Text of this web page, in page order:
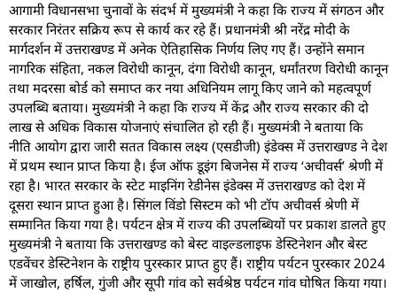
आगामी विधानसभा चुनावों के संदर्भ में मुख्यमंत्री ने कहा कि राज्य में संगठन और
सरकार निरंतर सक्रिय रूप से कार्य कर रहे हैं। प्रधानमंत्री श्री नरेंद्र मोदी के
मार्गदर्शन में उत्तराखण्ड में अनेक ऐतिहासिक निर्णय लिए गए हैं। उन्होंने समान
नागरिक संहिता, नकल विरोधी कानून, दंगा विरोधी कानून, धर्मांतरण विरोधी कानून
तथा मदरसा बोर्ड को समाप्त कर नया अधिनियम लागू किए जाने को महत्वपूर्ण
उपलब्धि बताया। मुख्यमंत्री ने कहा कि राज्य में केंद्र और राज्य सरकार की दो
लाख से अधिक विकास योजनाएं संचालित हो रही हैं। मुख्यमंत्री ने बताया कि
नीति आयोग द्वारा जारी सतत विकास लक्ष्य (एसडीजी) इंडेक्स में उत्तराखण्ड ने देश
में प्रथम स्थान प्राप्त किया है। ईज ऑफ डूइंग बिजनेस में राज्य ‘अचीवर्स’ श्रेणी में
रहा है। भारत सरकार के स्टेट माइनिंग रेडीनेस इंडेक्स में उत्तराखण्ड को देश में
दूसरा स्थान प्राप्त हुआ है। सिंगल विंडो सिस्टम को भी टॉप अचीवर्स श्रेणी में
सम्मानित किया गया है। पर्यटन क्षेत्र में राज्य की उपलब्धियों पर प्रकाश डालते हुए
मुख्यमंत्री ने बताया कि उत्तराखण्ड को बेस्ट वाइल्डलाइफ डेस्टिनेशन और बेस्ट
एडवेंचर डेस्टिनेशन के राष्ट्रीय पुरस्कार प्राप्त हुए हैं। राष्ट्रीय पर्यटन पुरस्कार 2024
में जाखोल, हर्षिल, गुंजी और सूपी गांव को सर्वश्रेष्ठ पर्यटन गांव घोषित किया गया।